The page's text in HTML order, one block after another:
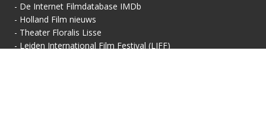
- De Internet Filmdatabase IMDb
- Holland Film nieuws
- Theater Floralis Lisse
- Leiden International Film Festival (LIFF)